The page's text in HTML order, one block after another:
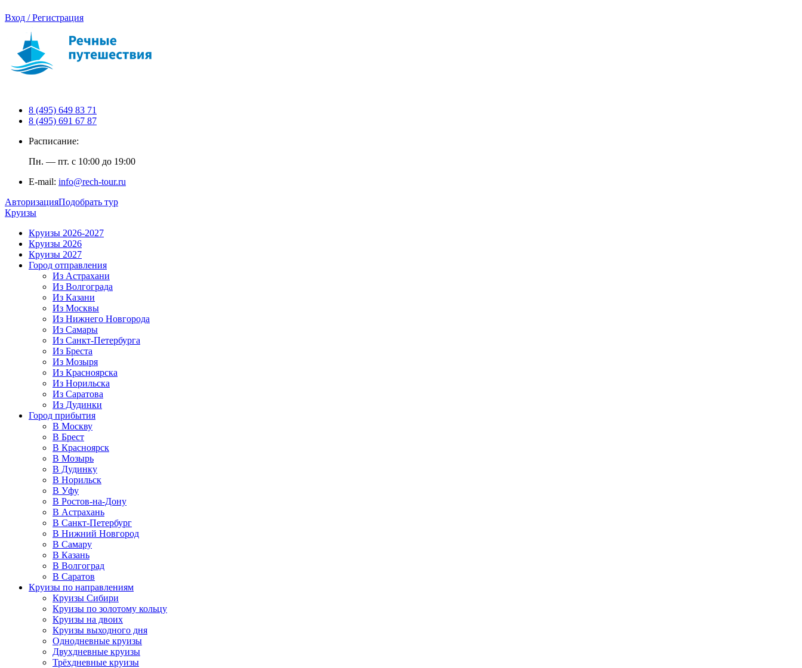
Вход / Регистрация
8 (495) 649 83 71
8 (495) 691 67 87
Расписание:
Пн. — пт. с 10:00 до 19:00
E-mail: info@rech-tour.ru
АвторизацияПодобрать тур
Круизы
Круизы 2026-2027
Круизы 2026
Круизы 2027
Город отправления
Из Астрахани
Из Волгограда
Из Казани
Из Москвы
Из Нижнего Новгорода
Из Самары
Из Санкт-Петербурга
Из Бреста
Из Мозыря
Из Красноярска
Из Норильска
Из Саратова
Из Дудинки
Город прибытия
В Москву
В Брест
В Красноярск
В Мозырь
В Дудинку
В Норильск
В Уфу
В Ростов-на-Дону
В Астрахань
В Санкт-Петербург
В Нижний Новгород
В Самару
В Казань
В Волгоград
В Саратов
Круизы по направлениям
Круизы Сибири
Круизы по золотому кольцу
Круизы на двоих
Круизы выходного дня
Однодневные круизы
Двухдневные круизы
Трёхдневные круизы